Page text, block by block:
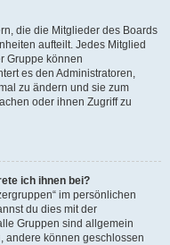
die die Mitglieder des Boards
aufteilt. Jedes Mitglied
Gruppe können
es den Administratoren,
zu ändern und sie zum
oder ihnen Zugriff zu
ich ihnen bei?
im persönlichen
du dies mit der
Gruppen sind allgemein
andere können geschlossen